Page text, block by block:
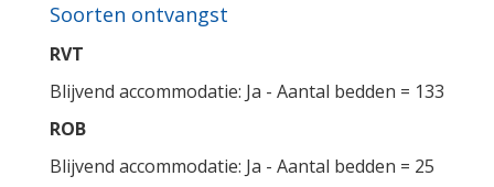
Soorten ontvangst
RVT
Blijvend accommodatie: Ja - Aantal bedden = 133
ROB
Blijvend accommodatie: Ja - Aantal bedden = 25